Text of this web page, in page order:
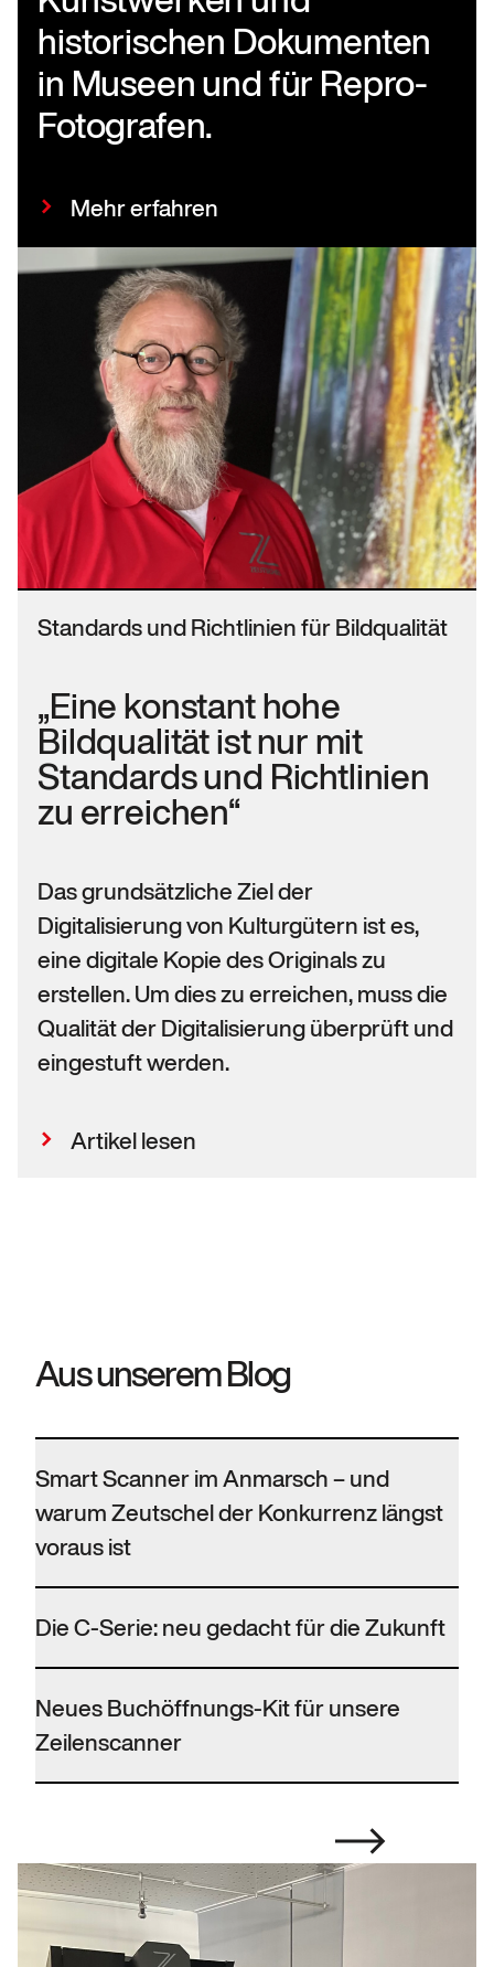
historischen Dokumenten
in Museen und für Repro-
Fotografen.
Mehr erfahren
Standards und Richtlinien für Bildqualität
„Eine konstant hohe
Bildqualität ist nur mit
Standards und Richtlinien
zu erreichen“
Das grundsätzliche Ziel der
Digitalisierung von Kulturgütern ist es,
eine digitale Kopie des Originals zu
erstellen. Um dies zu erreichen, muss die
Qualität der Digitalisierung überprüft und
eingestuft werden.
Artikel lesen
Aus unserem Blog
Smart Scanner im Anmarsch – und
warum Zeutschel der Konkurrenz längst
voraus ist
Die C-Serie: neu gedacht für die Zukunft
Neues Buchöffnungs-Kit für unsere
Zeilenscanner